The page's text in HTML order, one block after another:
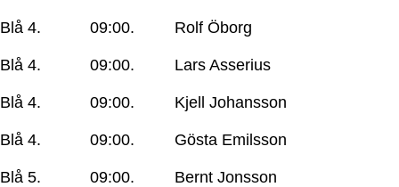
Blå 4. 09:00. Rolf Öborg
Blå 4. 09:00. Lars Asserius
Blå 4. 09:00. Kjell Johansson
Blå 4. 09:00. Gösta Emilsson
Blå 5. 09:00. Bernt Jonsson